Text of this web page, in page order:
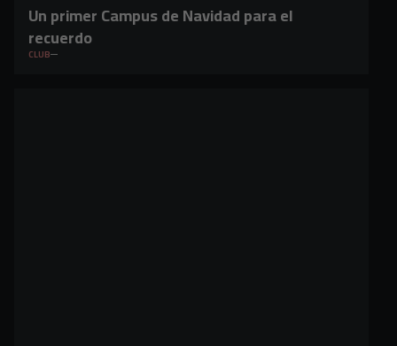
Un primer Campus de Navidad para el
recuerdo
CLUB